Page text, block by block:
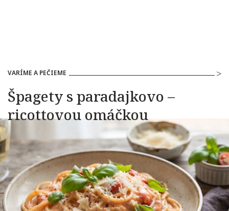
VARÍME A PEČIEME